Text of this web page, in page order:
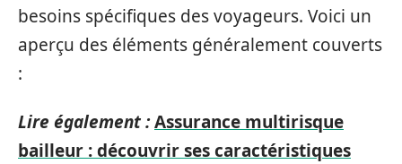
besoins spécifiques des voyageurs. Voici un
aperçu des éléments généralement couverts
:
Lire également :Assurance multirisque
bailleur : découvrir ses caractéristiques